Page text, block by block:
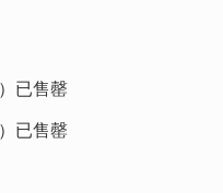
已售罄
已售罄